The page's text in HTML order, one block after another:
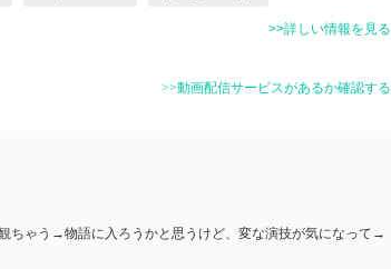
>>詳しい情報を見る
>>動画配信サービスがあるか確認する
ゃう→物語に入ろうかと思うけど、変な演技が気になって→